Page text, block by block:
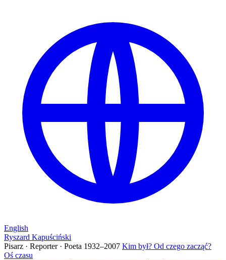
English
Ryszard Kapuściński
Pisarz · Reporter · Poeta 1932–2007 Kim był? Od czego zacząć?
Oś czasu